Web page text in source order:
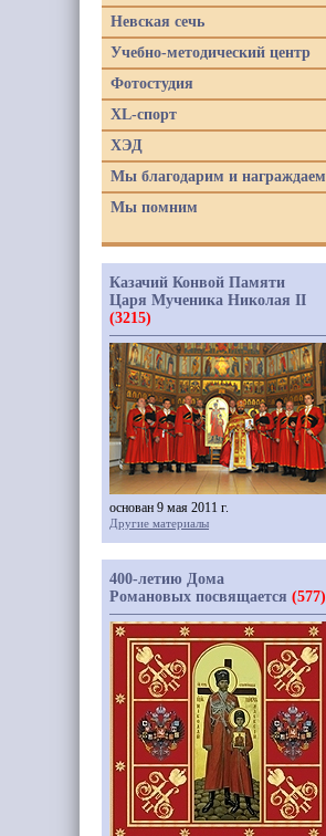
Невская сечь
Учебно-методический центр
Фотостудия
XL-спорт
ХЭД
Мы благодарим и награждаем
Мы помним
Казачий Конвой Памяти
Царя Мученика Николая II
(3215)
основан 9 мая 2011 г.
Другие материалы
400-летию Дома
Романовых посвящается (577)